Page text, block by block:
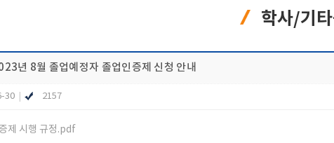
학사/기타
년 8월 졸업예정자 졸업인증제 신청 안내
30 2157
제 시행 규정.pdf